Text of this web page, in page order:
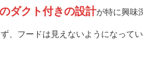
ダクト付きの設計が特に興味
、フードは見えないようになって